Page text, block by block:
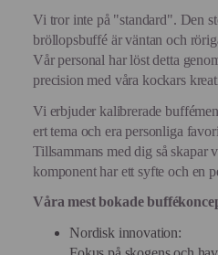
Vi tror inte på "standard". Den
bröllopsbuffé är väntan och
Vår personal har löst detta
precision med våra kockars
Vi erbjuder kalibrerade
ert tema och era personliga
Tillsammans med dig så skapar
komponent har ett syfte och en
Våra mest bokade
Nordisk innovation: